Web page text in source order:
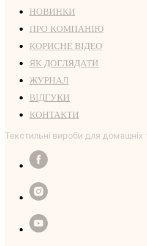
НОВИНКИ
ПРО КОМПАНІЮ
КОРИСНЕ ВІДЕО
ЯК ДОГЛЯДАТИ
ЖУРНАЛ
ВІДГУКИ
КОНТАКТИ
Текстильні вироби для домашніх